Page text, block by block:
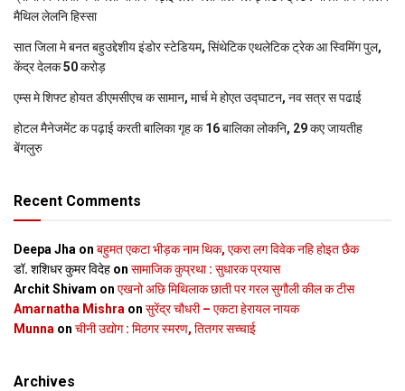
मैथिल लेलनि हिस्सा
सात जिला मे बनत बहुउद्देशीय इंडोर स्‍टेडि‍यम, सिंथेटिक एथलेटिक ट्रेक आ स्विमिंग पुल,
केंद्र देलक 50 करोड़
एम्स मे शिफ्ट होयत डीएमसीएच क सामान, मार्च मे होएत उद्घाटन, नव सत्र स पढाई
होटल मैनेजमेंट क पढ़ाई करती बालिका गृह क 16 बालिका लोकनि, 29 कए जायतीह
बेंगलुरु
Recent Comments
Deepa Jha on बहुमत एकटा भीड़क नाम थिक, एकरा लग विवेक नहि होइत छैक
डॉ. शशिधर कुमर विदेह on सामाजिक कुप्रथा : सुधारक प्रयास
Archit Shivam on एखनो अछि मिथिलाक छाती पर गरल सुगौली कील क टीस
Amarnatha Mishra on सुरेंद्र चौधरी – एकटा हेरायल नायक
Munna on चीनी उद्योग : मिठगर स्‍मरण, तितगर सच्‍चाई
Archives